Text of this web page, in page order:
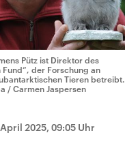
Pütz ist Direktor des
der Forschung an
Tieren betreibt.
/ Carmen Jaspersen
2025, 09:05 Uhr